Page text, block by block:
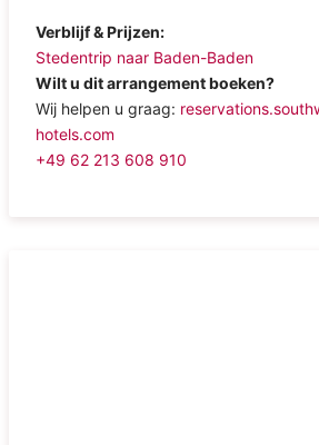
Verblijf & Prijzen:
Stedentrip naar Baden-Baden
Wilt u dit arrangement boeken?
Wij helpen u graag:
hotels.com
+49 62 213 608 910